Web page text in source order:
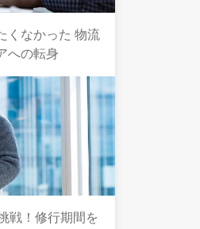
くなかった 物流
への転身
戦！修行期間を